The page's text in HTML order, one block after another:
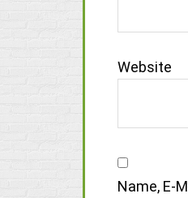
Website
Name, E-